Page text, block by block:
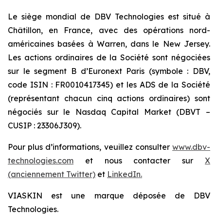
Le siège mondial de DBV Technologies est situé à
Châtillon, en France, avec des opérations nord-
américaines basées à Warren, dans le New Jersey.
Les actions ordinaires de la Société sont négociées
sur le segment B d’Euronext Paris (symbole : DBV,
code ISIN : FR0010417345) et les ADS de la Société
(représentant chacun cinq actions ordinaires) sont
négociés sur le Nasdaq Capital Market (DBVT –
CUSIP : 23306J309).
Pour plus d’informations, veuillez consulter www.dbv-
technologies.com et nous contacter sur X
(anciennement Twitter) et LinkedIn.
VIASKIN est une marque déposée de DBV
Technologies.